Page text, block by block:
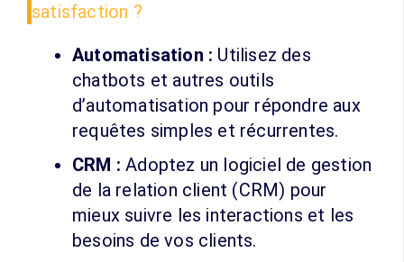
satisfaction ?
Automatisation : Utilisez des
chatbots et autres outils
d’automatisation pour répondre aux
requêtes simples et récurrentes.
CRM : Adoptez un logiciel de gestion
de la relation client (CRM) pour
mieux suivre les interactions et les
besoins de vos clients.